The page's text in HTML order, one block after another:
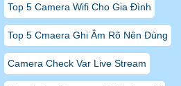
Top 5 Camera Wifi Cho Gia Đình
Top 5 Cmaera Ghi Âm Rõ Nên Dùng
Camera Check Var Live Stream